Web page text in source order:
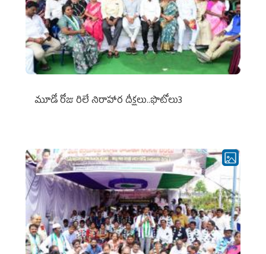
మూడో రోజు రిలే నిరాహార దీక్షలు..ఫొటోలు3